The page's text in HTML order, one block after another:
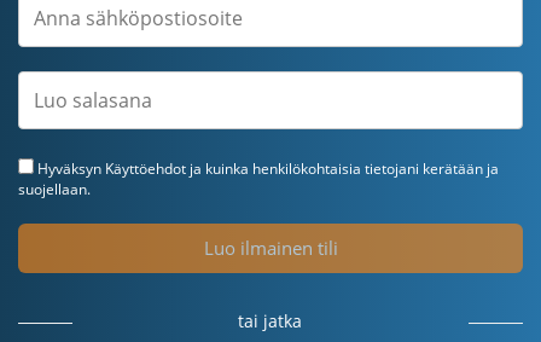
Hyväksyn Käyttöehdot ja kuinka henkilökohtaisia tietojani kerätään ja
suojellaan.
Luo ilmainen tili
tai jatka